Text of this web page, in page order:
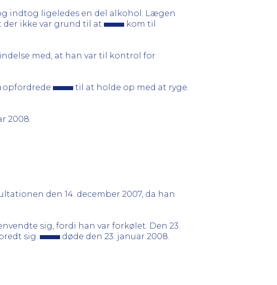
indtog ligeledes en del alkohol. Lægen
ikke var grund til at
kom til
med, at han var til kontrol for
opfordrede
til at holde op med at ryge.
2008.
den 14. december 2007, da han
sig, fordi han var forkølet. Den 23.
sig. døde den 23. januar 2008.